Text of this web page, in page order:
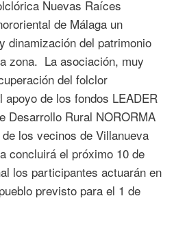
Nuevas Raíces
de Málaga un
dinamización del patrimonio
zona. La asociación, muy
del folclor
de los fondos LEADER
Desarrollo Rural NORORMA
los vecinos de Villanueva
concluirá el próximo 10 de
los participantes actuarán en
previsto para el 1 de